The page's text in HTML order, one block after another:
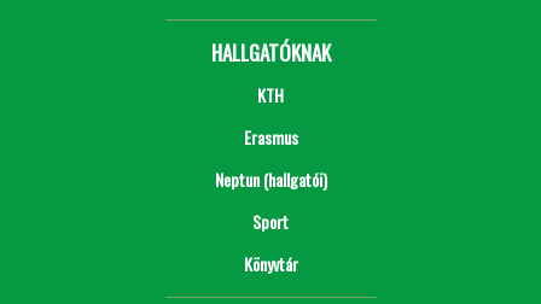
HALLGATÓKNAK
KTH
Erasmus
Neptun (hallgatói)
Sport
Könyvtár